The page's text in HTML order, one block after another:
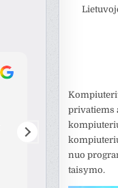
Puikiai!
privatiems
nuo
taisymo.